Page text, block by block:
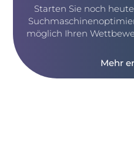
Starten Sie noch
möglich Ihren
Mehr